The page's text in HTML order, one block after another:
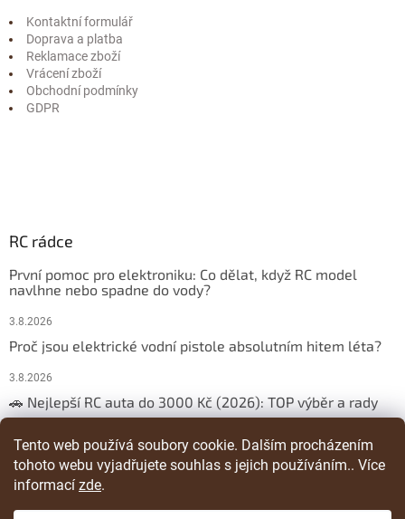
Tento web používá soubory cookie. Dalším procházením
tohoto webu vyjadřujete souhlas s jejich používáním.. Více
informací zde.
Kontaktní formulář
Doprava a platba
Reklamace zboží
Vrácení zboží
Obchodní podmínky
GDPR
RC rádce
První pomoc pro elektroniku: Co dělat, když RC model
navlhne nebo spadne do vody?
3.8.2026
Proč jsou elektrické vodní pistole absolutním hitem léta?
3.8.2026
🚗 Nejlepší RC auta do 3000 Kč (2026): TOP výběr a rady
ARCHIV